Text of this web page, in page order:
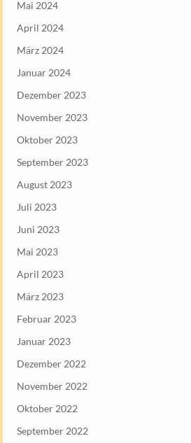
Mai 2024
April 2024
März 2024
Januar 2024
Dezember 2023
November 2023
Oktober 2023
September 2023
August 2023
Juli 2023
Juni 2023
Mai 2023
April 2023
März 2023
Februar 2023
Januar 2023
Dezember 2022
November 2022
Oktober 2022
September 2022